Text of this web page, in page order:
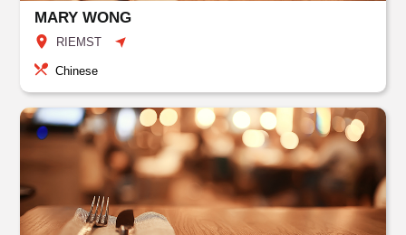
MARY WONG
RIEMST
Chinese